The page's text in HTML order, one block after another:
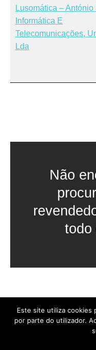
Lusomática – António
Informática E
Telecomunicações,
Lda
Não
todo
Softpack
Este site utiliza cookies
por parte do utilizador.